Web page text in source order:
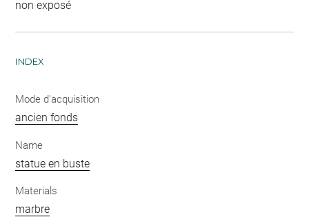
non exposé
INDEX
Mode d'acquisition
ancien fonds
Name
statue en buste
Materials
marbre